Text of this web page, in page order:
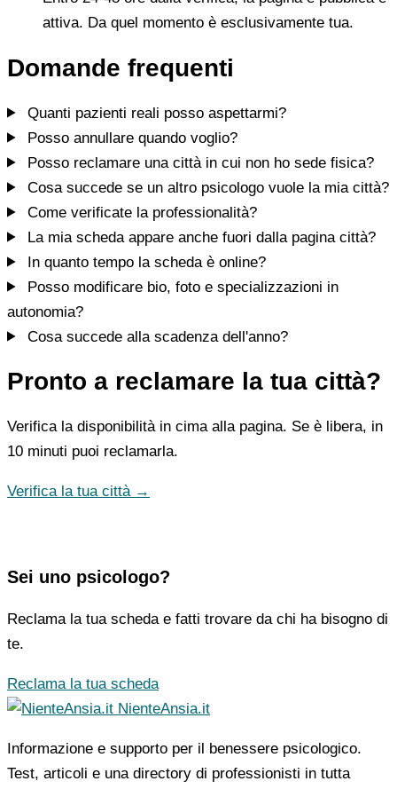
attiva. Da quel momento è esclusivamente tua.
Domande frequenti
Quanti pazienti reali posso aspettarmi?
Posso annullare quando voglio?
Posso reclamare una città in cui non ho sede fisica?
Cosa succede se un altro psicologo vuole la mia città?
Come verificate la professionalità?
La mia scheda appare anche fuori dalla pagina città?
In quanto tempo la scheda è online?
Posso modificare bio, foto e specializzazioni in
autonomia?
Cosa succede alla scadenza dell'anno?
Pronto a reclamare la tua città?
Verifica la disponibilità in cima alla pagina. Se è libera, in
10 minuti puoi reclamarla.
Verifica la tua città →
Sei uno psicologo?
Reclama la tua scheda e fatti trovare da chi ha bisogno di
te.
Reclama la tua scheda
NienteAnsia.it
Informazione e supporto per il benessere psicologico.
Test, articoli e una directory di professionisti in tutta